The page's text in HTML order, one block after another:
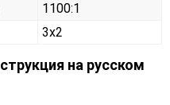
1100:1
3x2
на русском